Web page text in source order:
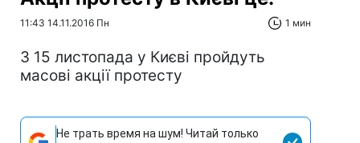
11:43 14.11.2016 Пн 1 мин
З 15 листопада у Києві пройдуть
масові акції протесту
Не трать время на шум! Читай только